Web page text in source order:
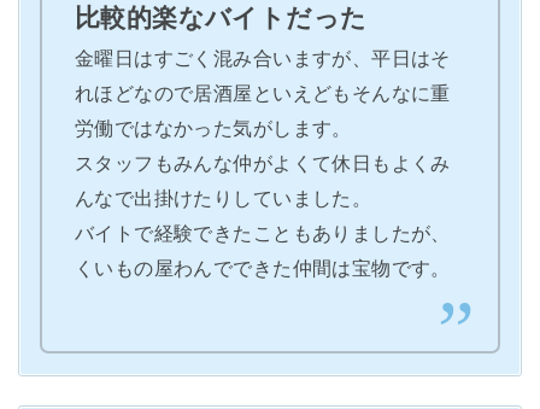
比較的楽なバイトだった
金曜日はすごく混み合いますが、平日はそ
れほどなので居酒屋といえどもそんなに重
労働ではなかった気がします。
スタッフもみんな仲がよくて休日もよくみ
んなで出掛けたりしていました。
バイトで経験できたこともありましたが、
くいもの屋わんでできた仲間は宝物です。